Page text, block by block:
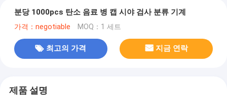
분당 1000pcs 탄소 음료 병 캡 시야 검사 분류 기계
가격：negotiable MOQ：1 세트
최고의 가격 지금 연락
제품 설명